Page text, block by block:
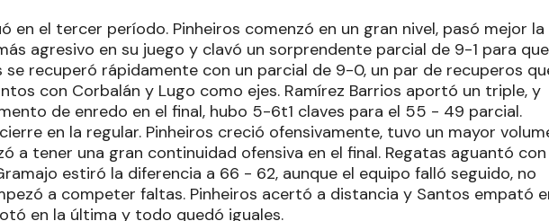
en el tercer período. Pinheiros comenzó en un gran nivel, pasó mejor la
agresivo en su juego y clavó un sorprendente parcial de 9-1 para
se recuperó rápidamente con un parcial de 9-0, un par de recuperos
con Corbalán y Lugo como ejes. Ramírez Barrios aportó un triple, y
de enredo en el final, hubo 5-6t1 claves para el 55 - 49 parcial.
en la regular. Pinheiros creció ofensivamente, tuvo un mayor
a tener una gran continuidad ofensiva en el final. Regatas aguantó con
estiró la diferencia a 66 - 62, aunque el equipo falló seguido, no
a competer faltas. Pinheiros acertó a distancia y Santos empató
en la última y todo quedó iguales.